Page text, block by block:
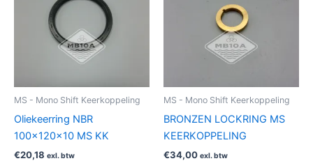
MS - Mono Shift Keerkoppeling
Oliekeerring NBR
100x120x10 MS KK
€20,18 exl. btw
MS - Mono Shift Keerkoppeling
BRONZEN LOCKRING MS
KEERKOPPELING
€34,00 exl. btw